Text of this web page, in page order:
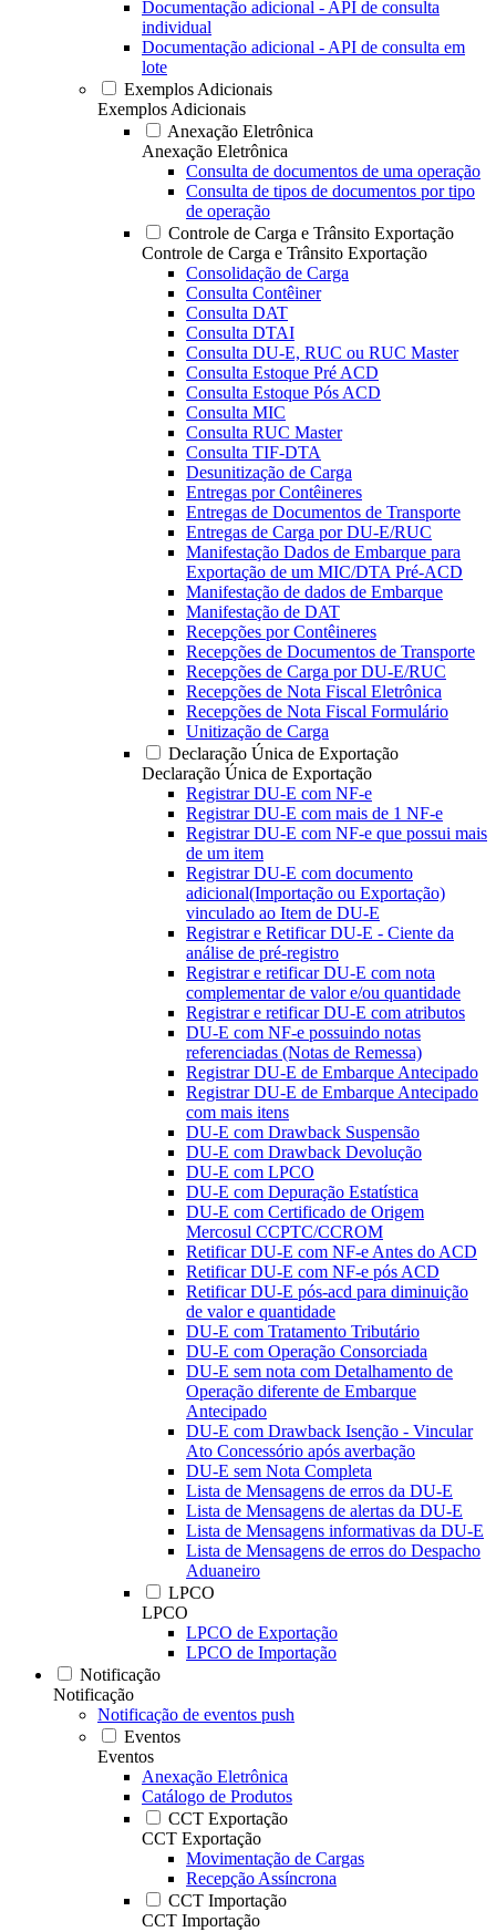
Documentação adicional - API de consulta
individual
Documentação adicional - API de consulta em
lote
Exemplos Adicionais
Exemplos Adicionais
Anexação Eletrônica
Anexação Eletrônica
Consulta de documentos de uma operação
Consulta de tipos de documentos por tipo
de operação
Controle de Carga e Trânsito Exportação
Controle de Carga e Trânsito Exportação
Consolidação de Carga
Consulta Contêiner
Consulta DAT
Consulta DTAI
Consulta DU-E, RUC ou RUC Master
Consulta Estoque Pré ACD
Consulta Estoque Pós ACD
Consulta MIC
Consulta RUC Master
Consulta TIF-DTA
Desunitização de Carga
Entregas por Contêineres
Entregas de Documentos de Transporte
Entregas de Carga por DU-E/RUC
Manifestação Dados de Embarque para
Exportação de um MIC/DTA Pré-ACD
Manifestação de dados de Embarque
Manifestação de DAT
Recepções por Contêineres
Recepções de Documentos de Transporte
Recepções de Carga por DU-E/RUC
Recepções de Nota Fiscal Eletrônica
Recepções de Nota Fiscal Formulário
Unitização de Carga
Declaração Única de Exportação
Declaração Única de Exportação
Registrar DU-E com NF-e
Registrar DU-E com mais de 1 NF-e
Registrar DU-E com NF-e que possui mais
de um item
Registrar DU-E com documento
adicional(Importação ou Exportação)
vinculado ao Item de DU-E
Registrar e Retificar DU-E - Ciente da
análise de pré-registro
Registrar e retificar DU-E com nota
complementar de valor e/ou quantidade
Registrar e retificar DU-E com atributos
DU-E com NF-e possuindo notas
referenciadas (Notas de Remessa)
Registrar DU-E de Embarque Antecipado
Registrar DU-E de Embarque Antecipado
com mais itens
DU-E com Drawback Suspensão
DU-E com Drawback Devolução
DU-E com LPCO
DU-E com Depuração Estatística
DU-E com Certificado de Origem
Mercosul CCPTC/CCROM
Retificar DU-E com NF-e Antes do ACD
Retificar DU-E com NF-e pós ACD
Retificar DU-E pós-acd para diminuição
de valor e quantidade
DU-E com Tratamento Tributário
DU-E com Operação Consorciada
DU-E sem nota com Detalhamento de
Operação diferente de Embarque
Antecipado
DU-E com Drawback Isenção - Vincular
Ato Concessório após averbação
DU-E sem Nota Completa
Lista de Mensagens de erros da DU-E
Lista de Mensagens de alertas da DU-E
Lista de Mensagens informativas da DU-E
Lista de Mensagens de erros do Despacho
Aduaneiro
LPCO
LPCO
LPCO de Exportação
LPCO de Importação
Notificação
Notificação
Notificação de eventos push
Eventos
Eventos
Anexação Eletrônica
Catálogo de Produtos
CCT Exportação
CCT Exportação
Movimentação de Cargas
Recepção Assíncrona
CCT Importação
CCT Importação